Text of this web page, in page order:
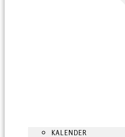
KALENDER